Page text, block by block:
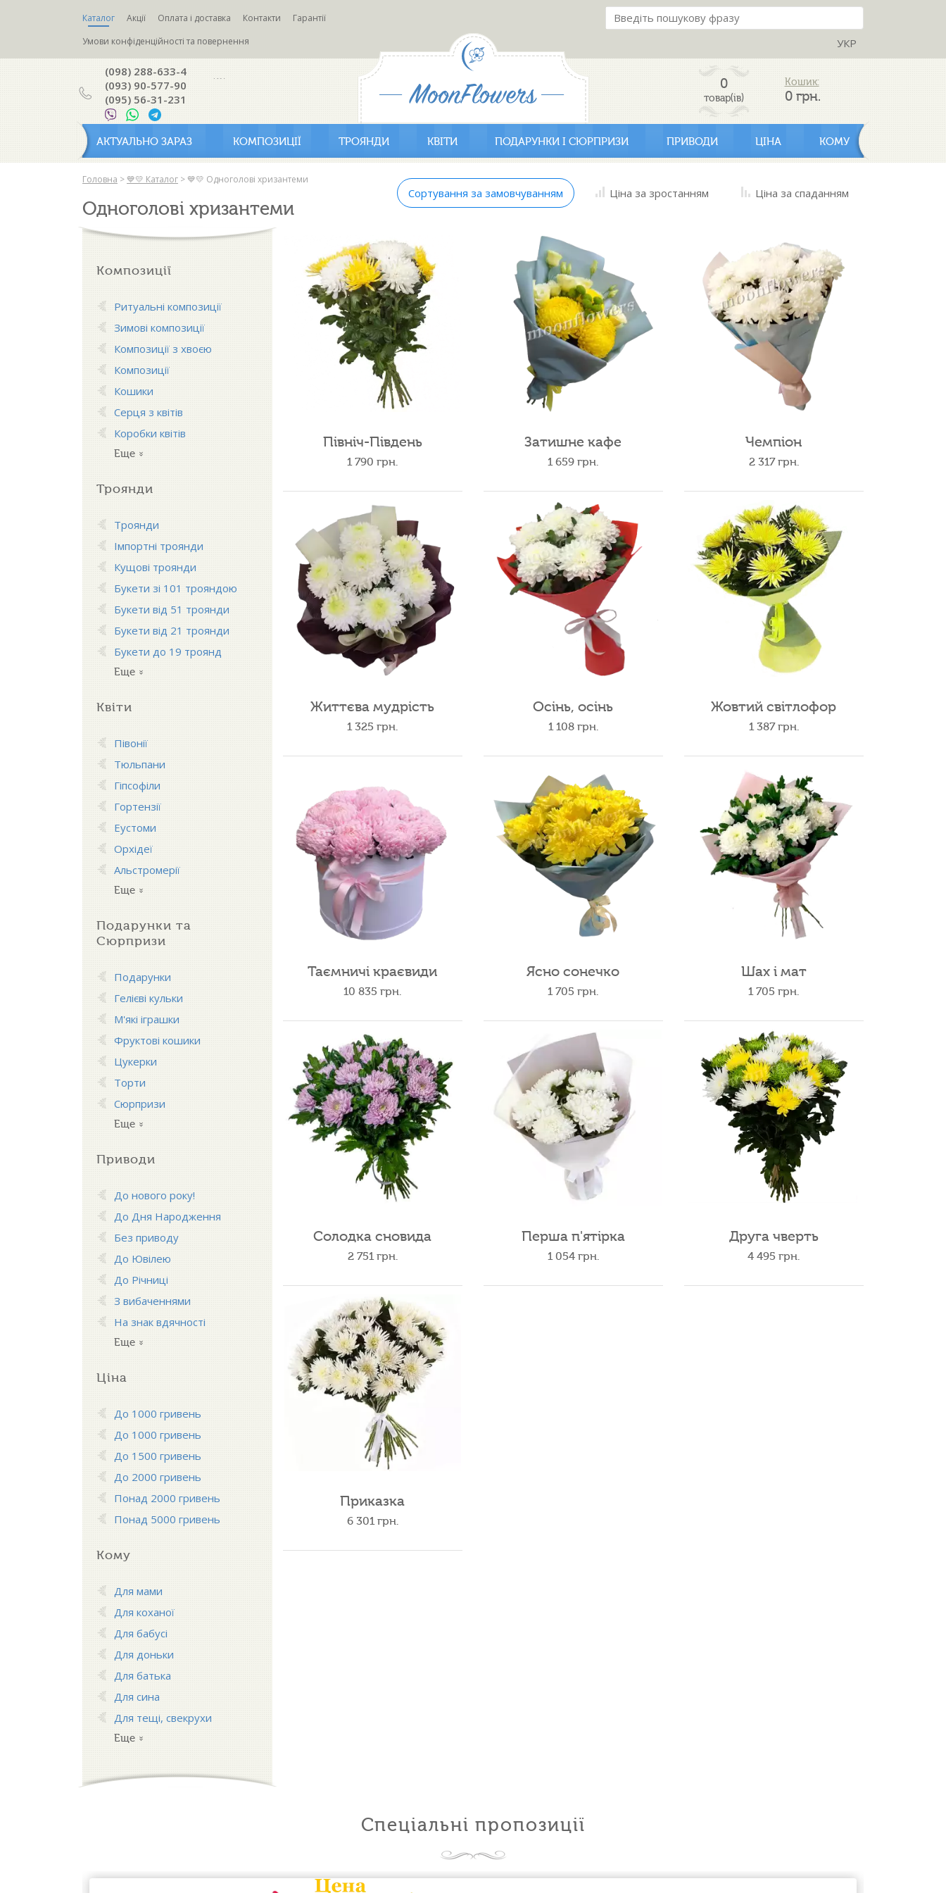
Каталог Акції Оплата і доставка Контакти
Гарантії
Умови конфіденційності та повернення
УКР
(098) 288-633-4
(093) 90-577-90
(095) 56-31-231
0
товар(ів)
Кошик:
0 грн.
АКТУАЛЬНО ЗАРАЗ КОМПОЗИЦІЇ ТРОЯНДИ КВІТИ ПОДАРУНКИ І СЮРПРИЗИ ПРИВОДИ ЦІНА КОМУ
Головна > 💙💛 Каталог > 💙💛 Одноголові хризантеми
Одноголові хризантеми
Сортування за замовчуванням Ціна за зростанням Ціна за спаданням
Композиції
Ритуальні композиції
Зимові композиції
Композиції з хвоєю
Композиції
Кошики
Серця з квітів
Коробки квітів
Еще
Троянди
Троянди
Імпортні троянди
Кущові троянди
Букети зі 101 трояндою
Букети від 51 троянди
Букети від 21 троянди
Букети до 19 троянд
Еще
Квіти
Півонії
Тюльпани
Гіпсофіли
Гортензії
Еустоми
Орхідеї
Альстромерії
Еще
Подарунки та
Сюрпризи
Подарунки
Гелієві кульки
М'які іграшки
Фруктові кошики
Цукерки
Торти
Сюрпризи
Еще
Приводи
До нового року!
До Дня Народження
Без приводу
До Ювілею
До Річниці
З вибаченнями
На знак вдячності
Еще
Ціна
До 1000 гривень
До 1000 гривень
До 1500 гривень
До 2000 гривень
Понад 2000 гривень
Понад 5000 гривень
Кому
Для мами
Для коханої
Для бабусі
Для доньки
Для батька
Для сина
Для тещі, свекрухи
Еще
Північ-Південь
1 790грн.
Затишне кафе
1 659грн.
Чемпіон
2 317грн.
Життєва мудрість
1 325грн.
Осінь, осінь
1 108 грн.
Жовтий світлофор
1 387грн.
Таємничі краєвиди
10 835грн.
Ясно сонечко
1 705грн.
Шах і мат
1 705грн.
Солодка сновида
2 751грн.
Перша п'ятірка
1 054 грн.
Друга чверть
4 495грн.
Приказка
6 301грн.
Спеціальні пропозиції